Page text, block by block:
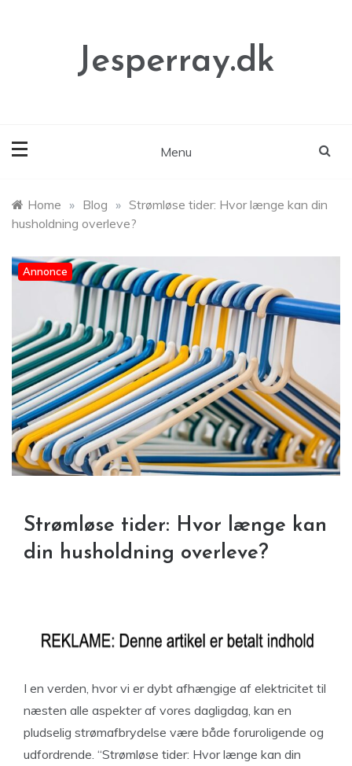
Jesperray.dk
Menu
Home » Blog » Strømløse tider: Hvor længe kan din
husholdning overleve?
Annonce
Strømløse tider: Hvor længe kan
din husholdning overleve?
I en verden, hvor vi er dybt afhængige af elektricitet til
næsten alle aspekter af vores dagligdag, kan en
pludselig strømafbrydelse være både foruroligende og
udfordrende. “Strømløse tider: Hvor længe kan din